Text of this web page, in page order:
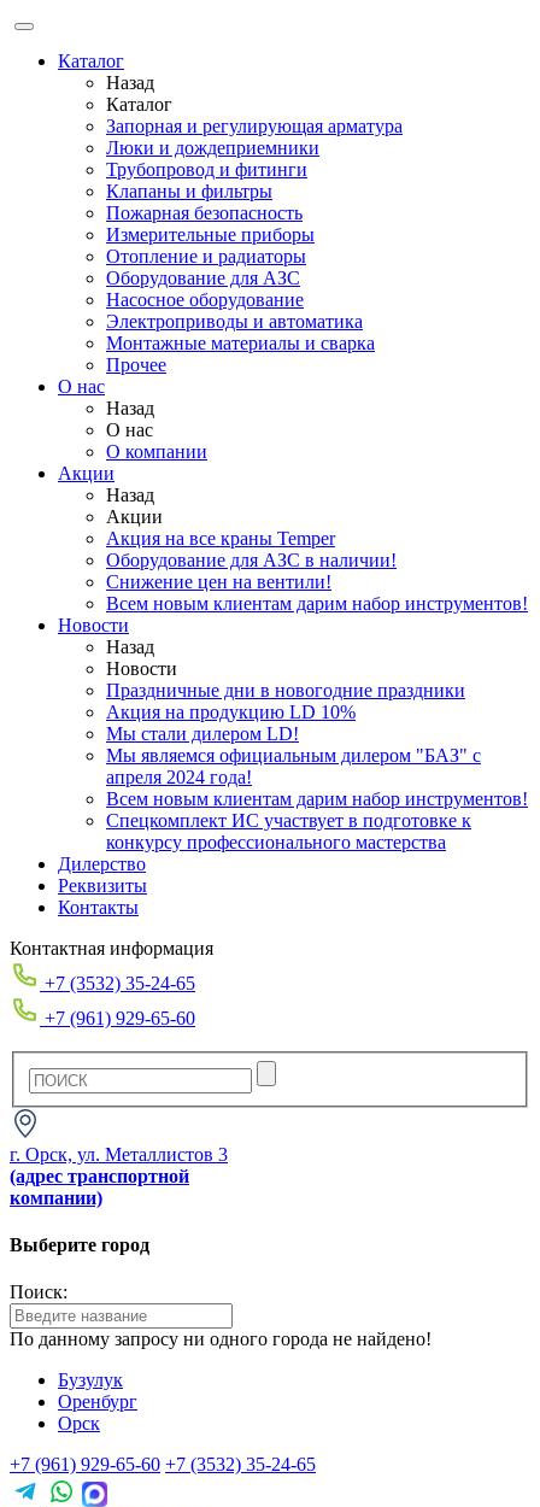
Каталог
Назад
Каталог
Запорная и регулирующая арматура
Люки и дождеприемники
Трубопровод и фитинги
Клапаны и фильтры
Пожарная безопасность
Измерительные приборы
Отопление и радиаторы
Оборудование для АЗС
Насосное оборудование
Электроприводы и автоматика
Монтажные материалы и сварка
Прочее
О нас
Назад
О нас
О компании
Акции
Назад
Акции
Акция на все краны Temper
Оборудование для АЗС в наличии!
Снижение цен на вентили!
Всем новым клиентам дарим набор инструментов!
Новости
Назад
Новости
Праздничные дни в новогодние праздники
Акция на продукцию LD 10%
Мы стали дилером LD!
Мы являемся официальным дилером "БАЗ" с
апреля 2024 года!
Всем новым клиентам дарим набор инструментов!
Спецкомплект ИС участвует в подготовке к
конкурсу профессионального мастерства
Дилерство
Реквизиты
Контакты
Контактная информация
+7 (3532) 35-24-65
+7 (961) 929-65-60
г. Орск, ул. Металлистов 3
(адрес транспортной
компании)
Выберите город
Поиск:
По данному запросу ни одного города не найдено!
Бузулук
Оренбург
Орск
+7 (961) 929-65-60 +7 (3532) 35-24-65